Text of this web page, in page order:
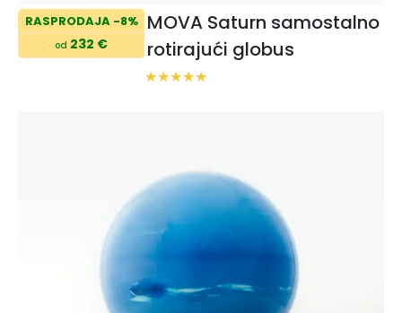
RASPRODAJA -8%
od 232 €
MOVA Saturn samostalno
rotirajući globus